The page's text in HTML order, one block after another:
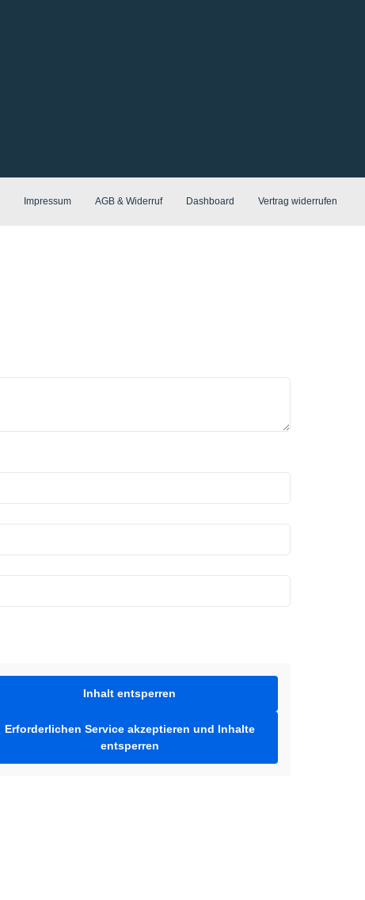
Impressum AGB & Widerruf Dashboard Vertrag widerrufen
Inhalt entsperren
Erforderlichen Service akzeptieren und Inhalte
entsperren